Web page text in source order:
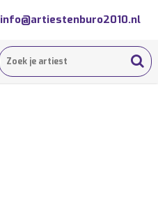
info@artiestenburo2010.nl